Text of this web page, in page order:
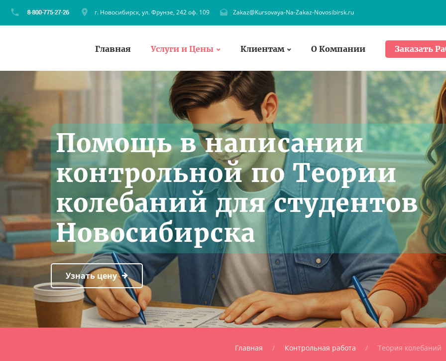
г. Новосибирск, ул. Фрунзе, 242 оф. 109 Zakaz@Kursovaya-Na-Zakaz-Novosibirsk.ru
Главная Услуги и Цены Клиентам О Компании Заказать
Помощь в написании
контрольной по Теории
колебаний для студентов
Новосибирска
Узнать цену
Главная Контрольная работа Теория колебаний